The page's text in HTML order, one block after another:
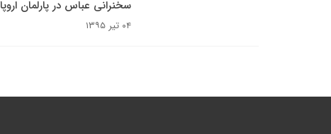
سخنرانی عباس در پارلمان اروپا
۰۴ تیر ۱۳۹۵